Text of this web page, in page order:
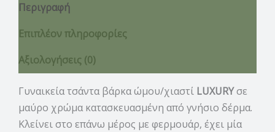
Περιγραφή
Επιπλέον πληροφορίες
Αξιολογήσεις (0)
Γυναικεία τσάντα βάρκα ώμου/χιαστί LUXURYσε
μαύρο χρώμα κατασκευασμένη από γνήσιο δέρμα.
Κλείνει στο επάνω μέρος με φερμουάρ, έχει μία